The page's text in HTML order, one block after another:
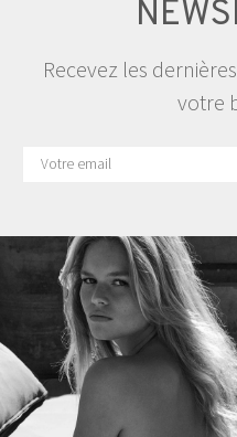
Recevez les
votre